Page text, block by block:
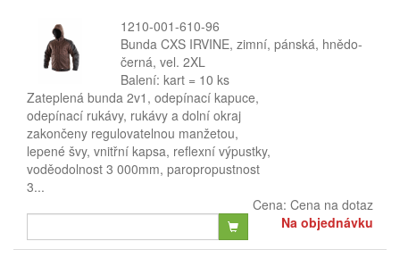
1210-001-610-96
Bunda CXS IRVINE, zimní, pánská, hnědo-
černá, vel. 2XL
Balení: kart = 10 ks
Zateplená bunda 2v1, odepínací kapuce,
odepínací rukávy, rukávy a dolní okraj
zakončeny regulovatelnou manžetou,
lepené švy, vnitřní kapsa, reflexní výpustky,
voděodolnost 3 000mm, paropropustnost
3...
Cena: Cena na dotaz
Na objednávku